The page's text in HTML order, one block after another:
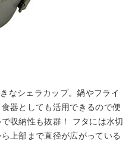
なシェラカップ。鍋やフライ
器としても活用できるので便
収納性も抜群！ フタには水切
上部まで直径が広がっている